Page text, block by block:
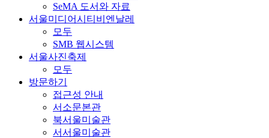
SeMA 도서와 자료
서울미디어시티비엔날레
모두
SMB 웹시스템
서울사진축제
모두
방문하기
접근성 안내
서소문본관
북서울미술관
서서울미술관